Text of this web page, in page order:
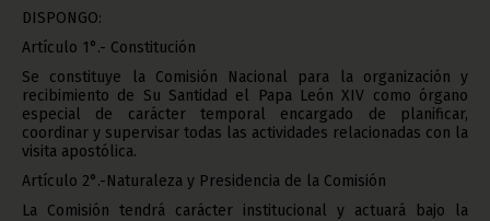
DISPONGO:
Artículo 1°.- Constitución
Se constituye la Comisión Nacional para la organización y
recibimiento de Su Santidad el Papa León XIV como órgano
especial de carácter temporal encargado de planificar,
coordinar y supervisar todas las actividades relacionadas con la
visita apostólica.
Artículo 2°.-Naturaleza y Presidencia de la Comisión
La Comisión tendrá carácter institucional y actuará bajo la